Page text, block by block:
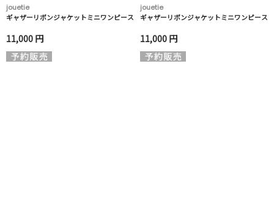
jouetie
ギャザーリボンジャケットミニワンピース
11,000 円
jouetie
ギャザーリボンジャケットミニワンピース
11,000 円